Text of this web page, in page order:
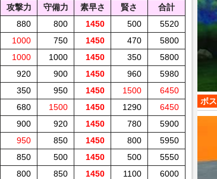
攻撃力 守備力 素早さ 賢さ
合計
880 800 1450 500
5520
1000 750 1450 470
5800
1000 1000 1450 350
5800
920 900 1450 960
5980
350 950 1450 1500
6450
680 1500 1450 1290
6450
900 920 1450 780
5900
950 850 1450 800
5950
850 500 1450 500
5550
800 850 1450 1100
6000
ボス